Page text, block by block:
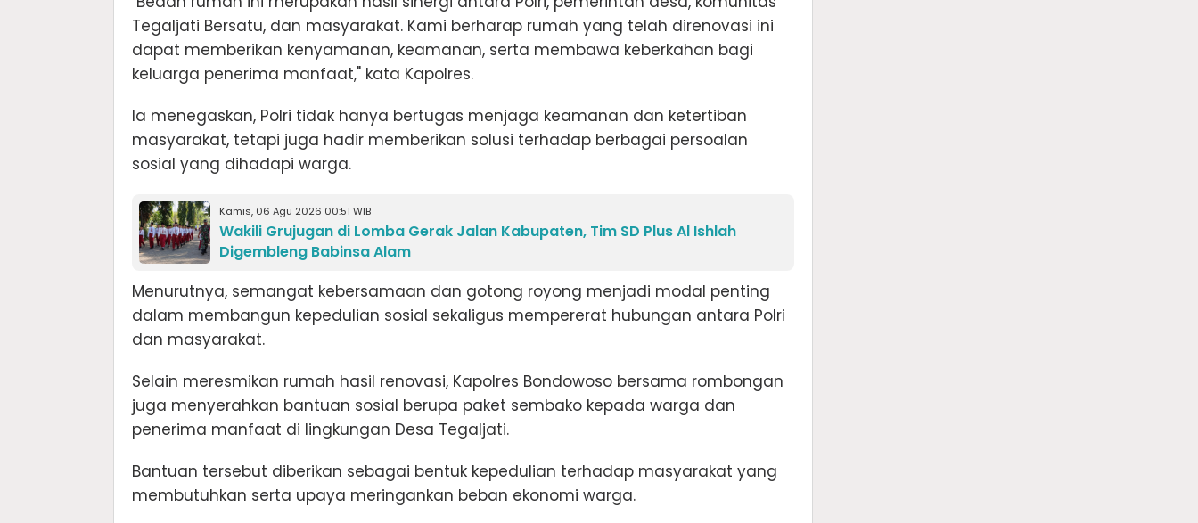
Tegaljati Bersatu, dan masyarakat. Kami berharap rumah yang telah direnovasi ini
dapat memberikan kenyamanan, keamanan, serta membawa keberkahan bagi
keluarga penerima manfaat," kata Kapolres.
Ia menegaskan, Polri tidak hanya bertugas menjaga keamanan dan ketertiban
masyarakat, tetapi juga hadir memberikan solusi terhadap berbagai persoalan
sosial yang dihadapi warga.
Kamis, 06 Agu 2026 00:51 WIB
Wakili Grujugan di Lomba Gerak Jalan Kabupaten, Tim SD Plus Al Ishlah
Digembleng Babinsa Alam
Menurutnya, semangat kebersamaan dan gotong royong menjadi modal penting
dalam membangun kepedulian sosial sekaligus mempererat hubungan antara Polri
dan masyarakat.
Selain meresmikan rumah hasil renovasi, Kapolres Bondowoso bersama rombongan
juga menyerahkan bantuan sosial berupa paket sembako kepada warga dan
penerima manfaat di lingkungan Desa Tegaljati.
Bantuan tersebut diberikan sebagai bentuk kepedulian terhadap masyarakat yang
membutuhkan serta upaya meringankan beban ekonomi warga.